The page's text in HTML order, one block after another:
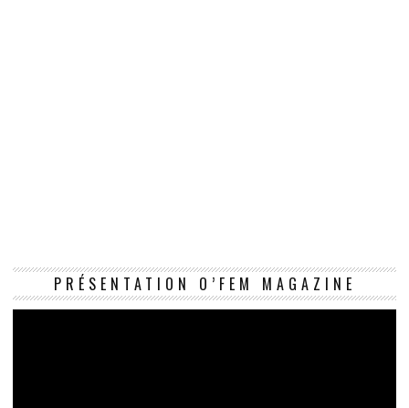
PRÉSENTATION O’FEM MAGAZINE